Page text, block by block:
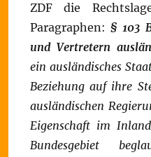
ZDF die
Paragraphen:§ 103
und Vertretern
ein ausländisches
Beziehung auf ihre
ausländischen
Eigenschaft im
Bundesgebiet